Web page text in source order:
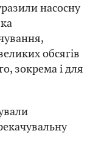
насосну
обсягів
зокрема і для